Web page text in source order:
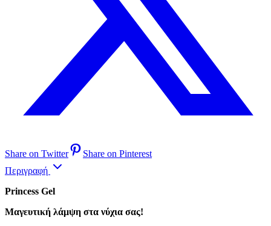
Share on Twitter
Share on Pinterest
Περιγραφή
Princess Gel
Μαγευτική λάμψη στα νύχια σας!